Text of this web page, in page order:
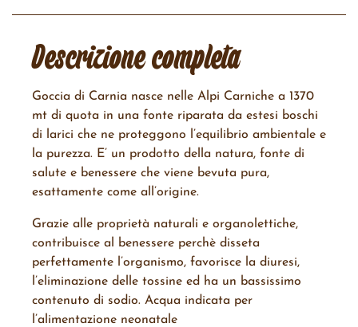
Descrizione completa
Goccia di Carnia nasce nelle Alpi Carniche a 1370
mt di quota in una fonte riparata da estesi boschi
di larici che ne proteggono l’equilibrio ambientale e
la purezza. E’ un prodotto della natura, fonte di
salute e benessere che viene bevuta pura,
esattamente come all’origine.
Grazie alle proprietà naturali e organolettiche,
contribuisce al benessere perchè disseta
perfettamente l’organismo, favorisce la diuresi,
l’eliminazione delle tossine ed ha un bassissimo
contenuto di sodio. Acqua indicata per
l’alimentazione neonatale